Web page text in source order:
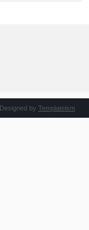
by Templateism